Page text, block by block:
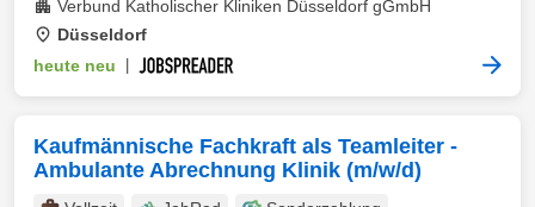
Verbund Katholischer Kliniken Düsseldorf gGmbH
Düsseldorf
heute neu
Kaufmännische Fachkraft als Teamleiter -
Ambulante Abrechnung Klinik (m/w/d)